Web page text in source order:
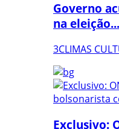
Governo
na eleição...
3CLIMAS
Exclusivo: